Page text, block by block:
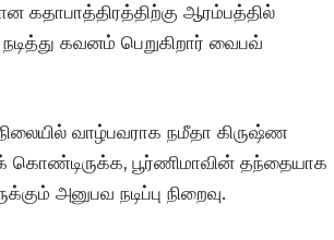
ஆரம்பத்தில்
கவனம் பெறுகிறார் வைபவ்
வாழ்பவராக நமீதா கிருஷ்ண
கொண்டிருக்க, பூர்ணிமாவின் தந்தையாக
அனுபவ நடிப்பு நிறைவு.